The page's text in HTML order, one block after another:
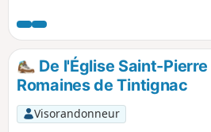
De l'Église Saint-
Romaines de Tintignac
Visorandonneur